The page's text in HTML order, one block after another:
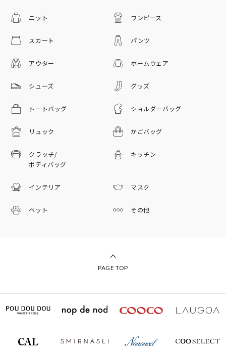
ニット ワンピース
スカート パンツ
アウター ホームウェア
シューズ グッズ
トートバッグ ショルダーバッグ
リュック かごバッグ
クラッチ/
ボディバッグ
キッチン
インテリア マスク
ペット その他
PAGE TOP